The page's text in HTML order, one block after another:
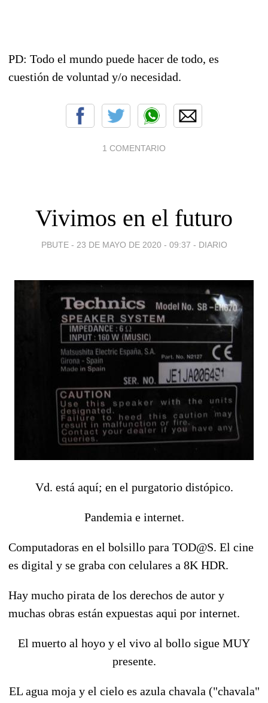
PD: Todo el mundo puede hacer de todo, es
cuestión de voluntad y/o necesidad.
1 COMENTARIO
Vivimos en el futuro
PBUTE - 23 DE MAYO DE 2020 - 09:37 - DIARIO
Vd. está aquí; en el purgatorio distópico.
Pandemia e internet.
Computadoras en el bolsillo para TOD@S. El cine
es digital y se graba con celulares a 8K HDR.
Hay mucho pirata de los derechos de autor y
muchas obras están expuestas aqui por internet.
El muerto al hoyo y el vivo al bollo sigue MUY
presente.
EL agua moja y el cielo es azula chavala ("chavala"